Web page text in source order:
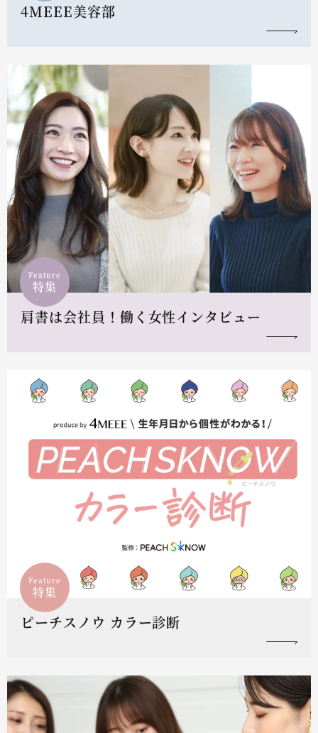
4MEEE美容部
Feature
特集
肩書は会社員！働く女性インタビュー
Feature
特集
ピーチスノウ カラー診断